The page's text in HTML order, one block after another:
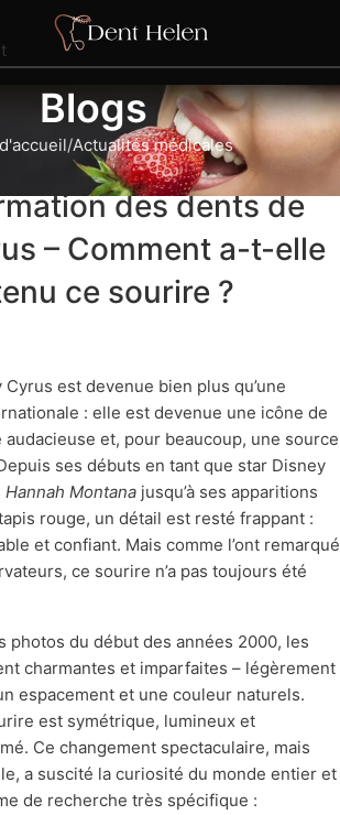
Blogs
Actualités médicales
ACTUALITÉS MÉDICALES
des dents de
– Comment a-t-elle
ce sourire ?
est devenue bien plus qu’une
: elle est devenue une icône de
et, pour beaucoup, une source
ses débuts en tant que star Disney
Hannah Montana jusqu’à ses apparitions
rouge, un détail est resté frappant :
et confiant. Mais comme l’ont remarqué
ce sourire n’a pas toujours été
photos du début des années 2000, les
charmantes et imparfaites – légèrement
espacement et une couleur naturels.
est symétrique, lumineux et
Ce changement spectaculaire, mais
a suscité la curiosité du monde entier et
de recherche très spécifique :